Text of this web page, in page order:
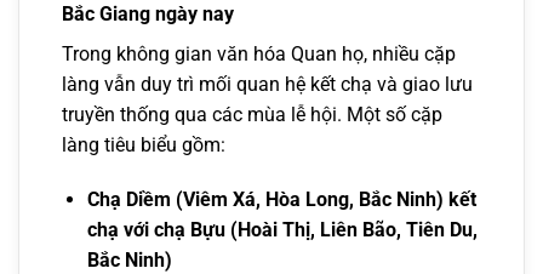
Bắc Giang ngày nay
Trong không gian văn hóa Quan họ, nhiều cặp
làng vẫn duy trì mối quan hệ kết chạ và giao lưu
truyền thống qua các mùa lễ hội. Một số cặp
làng tiêu biểu gồm:
Chạ Diềm (Viêm Xá, Hòa Long, Bắc Ninh) kết
chạ với chạ Bựu (Hoài Thị, Liên Bão, Tiên Du,
Bắc Ninh)